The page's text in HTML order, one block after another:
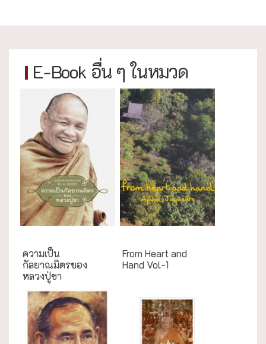
E-Book อื่น ๆ ในหมวด
ความเป็น
กัลยาณมิตรของ
หลวงปู่ชา
From Heart and
Hand Vol-1